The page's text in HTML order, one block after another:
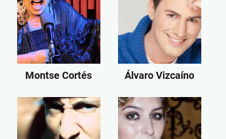
Montse Cortés Álvaro Vizcaíno